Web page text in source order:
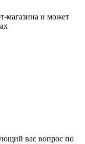
магазина и может
вас вопрос по